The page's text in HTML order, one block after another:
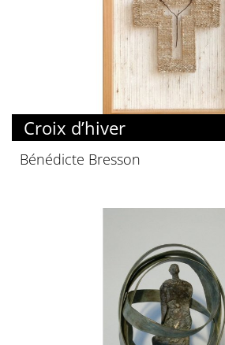
Croix d’hiver
Bénédicte Bresson